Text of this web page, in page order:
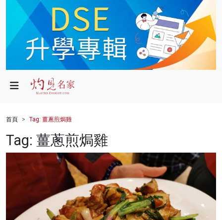
政局
財經
健康
影片
首頁 Tag: 薑蔥煎焗雞
Tag: 薑蔥煎焗雞